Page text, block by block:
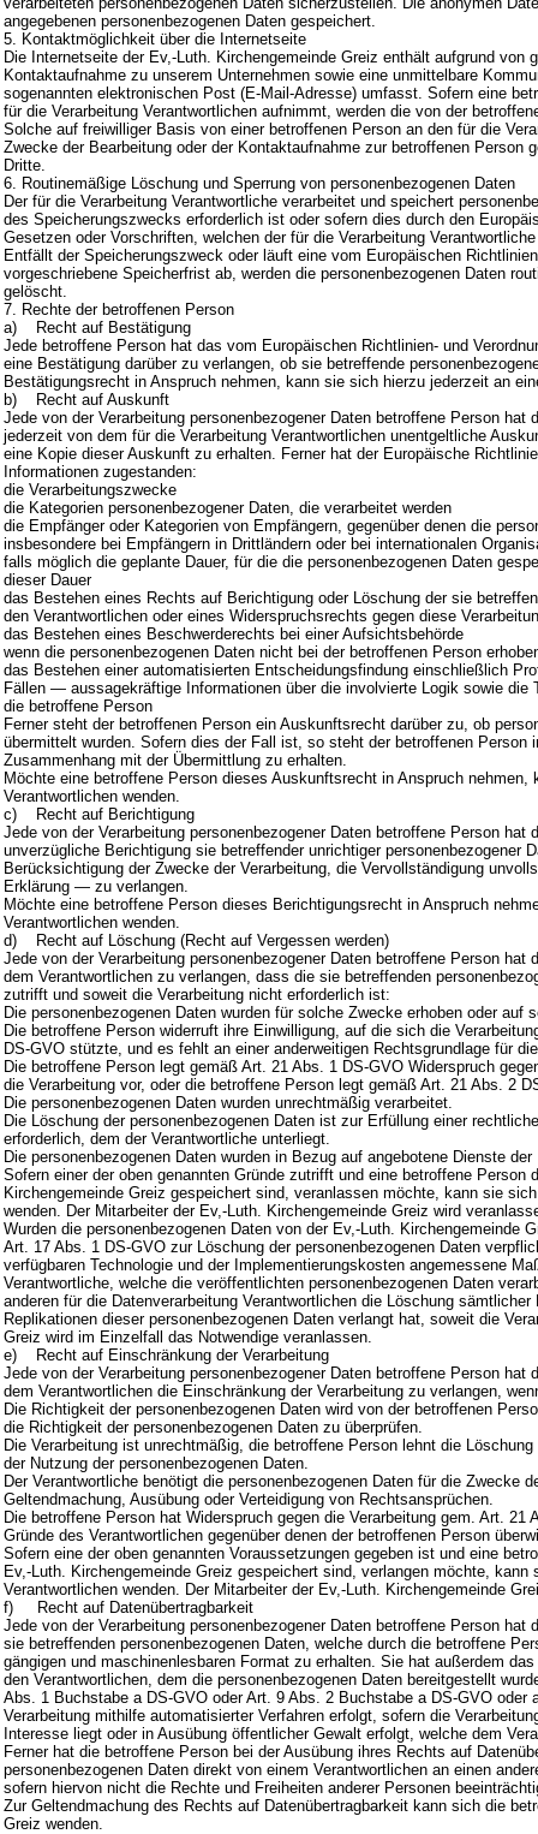
angegebenen personenbezogenen Daten gespeichert.
5. Kontaktmöglichkeit über die Internetseite
Die Internetseite der Ev,-Luth. Kirchengemeinde Greiz enthält aufgrund
Kontaktaufnahme zu unserem Unternehmen sowie eine unmittelbare
sogenannten elektronischen Post (E-Mail-Adresse) umfasst. Sofern eine
für die Verarbeitung Verantwortlichen aufnimmt, werden die von der
Solche auf freiwilliger Basis von einer betroffenen Person an den für die
Zwecke der Bearbeitung oder der Kontaktaufnahme zur betroffenen
Dritte.
6. Routinemäßige Löschung und Sperrung von personenbezogenen Daten
Der für die Verarbeitung Verantwortliche verarbeitet und speichert
des Speicherungszwecks erforderlich ist oder sofern dies durch den
Gesetzen oder Vorschriften, welchen der für die Verarbeitung
Entfällt der Speicherungszweck oder läuft eine vom Europäischen
vorgeschriebene Speicherfrist ab, werden die personenbezogenen Daten
gelöscht.
7. Rechte der betroffenen Person
a) Recht auf Bestätigung
Jede betroffene Person hat das vom Europäischen Richtlinien- und
eine Bestätigung darüber zu verlangen, ob sie betreffende
Bestätigungsrecht in Anspruch nehmen, kann sie sich hierzu jederzeit an
b) Recht auf Auskunft
Jede von der Verarbeitung personenbezogener Daten betroffene Person
jederzeit von dem für die Verarbeitung Verantwortlichen unentgeltliche
eine Kopie dieser Auskunft zu erhalten. Ferner hat der Europäische
Informationen zugestanden:
die Verarbeitungszwecke
die Kategorien personenbezogener Daten, die verarbeitet werden
die Empfänger oder Kategorien von Empfängern, gegenüber denen die
insbesondere bei Empfängern in Drittländern oder bei internationalen
falls möglich die geplante Dauer, für die die personenbezogenen Daten
dieser Dauer
das Bestehen eines Rechts auf Berichtigung oder Löschung der sie
den Verantwortlichen oder eines Widerspruchsrechts gegen diese
das Bestehen eines Beschwerderechts bei einer Aufsichtsbehörde
wenn die personenbezogenen Daten nicht bei der betroffenen Person
das Bestehen einer automatisierten Entscheidungsfindung einschließlich
Fällen — aussagekräftige Informationen über die involvierte Logik sowie die
die betroffene Person
Ferner steht der betroffenen Person ein Auskunftsrecht darüber zu, ob
übermittelt wurden. Sofern dies der Fall ist, so steht der betroffenen
Zusammenhang mit der Übermittlung zu erhalten.
Möchte eine betroffene Person dieses Auskunftsrecht in Anspruch
Verantwortlichen wenden.
c) Recht auf Berichtigung
Jede von der Verarbeitung personenbezogener Daten betroffene Person
unverzügliche Berichtigung sie betreffender unrichtiger
Berücksichtigung der Zwecke der Verarbeitung, die Vervollständigung
Erklärung — zu verlangen.
Möchte eine betroffene Person dieses Berichtigungsrecht in Anspruch
Verantwortlichen wenden.
d) Recht auf Löschung (Recht auf Vergessen werden)
Jede von der Verarbeitung personenbezogener Daten betroffene Person
dem Verantwortlichen zu verlangen, dass die sie betreffenden
zutrifft und soweit die Verarbeitung nicht erforderlich ist:
Die personenbezogenen Daten wurden für solche Zwecke erhoben oder
Die betroffene Person widerruft ihre Einwilligung, auf die sich die
DS-GVO stützte, und es fehlt an einer anderweitigen Rechtsgrundlage für
Die betroffene Person legt gemäß Art. 21 Abs. 1 DS-GVO Widerspruch
die Verarbeitung vor, oder die betroffene Person legt gemäß Art. 21 Abs. 2
Die personenbezogenen Daten wurden unrechtmäßig verarbeitet.
Die Löschung der personenbezogenen Daten ist zur Erfüllung einer
erforderlich, dem der Verantwortliche unterliegt.
Die personenbezogenen Daten wurden in Bezug auf angebotene Dienste
Sofern einer der oben genannten Gründe zutrifft und eine betroffene
Kirchengemeinde Greiz gespeichert sind, veranlassen möchte, kann sie
wenden. Der Mitarbeiter der Ev,-Luth. Kirchengemeinde Greiz wird
Wurden die personenbezogenen Daten von der Ev,-Luth.
Art. 17 Abs. 1 DS-GVO zur Löschung der personenbezogenen Daten
verfügbaren Technologie und der Implementierungskosten angemessene
Verantwortliche, welche die veröffentlichten personenbezogenen Daten
anderen für die Datenverarbeitung Verantwortlichen die Löschung
Replikationen dieser personenbezogenen Daten verlangt hat, soweit die
Greiz wird im Einzelfall das Notwendige veranlassen.
e) Recht auf Einschränkung der Verarbeitung
Jede von der Verarbeitung personenbezogener Daten betroffene Person
dem Verantwortlichen die Einschränkung der Verarbeitung zu verlangen,
Die Richtigkeit der personenbezogenen Daten wird von der betroffenen
die Richtigkeit der personenbezogenen Daten zu überprüfen.
Die Verarbeitung ist unrechtmäßig, die betroffene Person lehnt die
der Nutzung der personenbezogenen Daten.
Der Verantwortliche benötigt die personenbezogenen Daten für die Zwecke
Geltendmachung, Ausübung oder Verteidigung von Rechtsansprüchen.
Die betroffene Person hat Widerspruch gegen die Verarbeitung gem. Art.
Gründe des Verantwortlichen gegenüber denen der betroffenen Person
Sofern eine der oben genannten Voraussetzungen gegeben ist und eine
Ev,-Luth. Kirchengemeinde Greiz gespeichert sind, verlangen möchte,
Verantwortlichen wenden. Der Mitarbeiter der Ev,-Luth. Kirchengemeinde
f) Recht auf Datenübertragbarkeit
Jede von der Verarbeitung personenbezogener Daten betroffene Person
sie betreffenden personenbezogenen Daten, welche durch die betroffene
gängigen und maschinenlesbaren Format zu erhalten. Sie hat außerdem
den Verantwortlichen, dem die personenbezogenen Daten bereitgestellt
Abs. 1 Buchstabe a DS-GVO oder Art. 9 Abs. 2 Buchstabe a DS-GVO
Verarbeitung mithilfe automatisierter Verfahren erfolgt, sofern die
Interesse liegt oder in Ausübung öffentlicher Gewalt erfolgt, welche dem
Ferner hat die betroffene Person bei der Ausübung ihres Rechts auf
personenbezogenen Daten direkt von einem Verantwortlichen an einen
sofern hiervon nicht die Rechte und Freiheiten anderer Personen
Zur Geltendmachung des Rechts auf Datenübertragbarkeit kann sich die
Greiz wenden.